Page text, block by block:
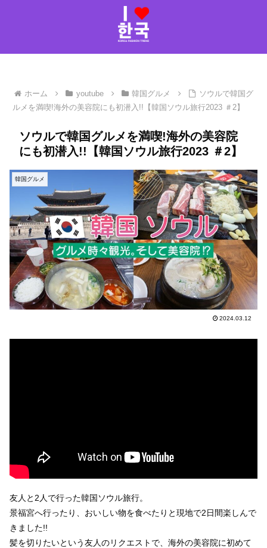
ホーム youtube 韓国グルメ
ソウルで韓国グ
ルメを満喫!海外の美容院にも初潜入!!【韓国ソウル旅行2023 ＃2】
ソウルで韓国グルメを満喫!海外の美容院
にも初潜入!!【韓国ソウル旅行2023 ＃2】
韓国グルメ
2024.03.12
友人と2人で行った韓国ソウル旅行。
景福宮へ行ったり、おいしい物を食べたりと現地で2日間楽しんで
きました!!
髪を切りたいという友人のリクエストで、海外の美容院に初めて